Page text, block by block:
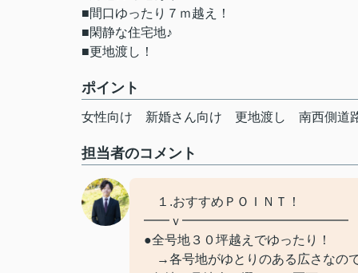
■間口ゆったり７ｍ越え！
■閑静な住宅地♪
■更地渡し！
ポイント
女性向け 新婚さん向け 更地渡し 南西側道
担当者のコメント
１.おすすめＰＯＩＮＴ！
━━ｖ━━━━━━━━━━━━━
●全号地３０坪越えでゆったり！
→各号地がゆとりのある広さなの